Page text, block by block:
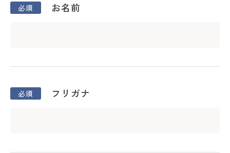
お名前
フリガナ